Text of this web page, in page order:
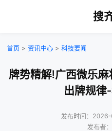
搜
首页 > 资讯中心 > 科技要闻
牌势精解!广西微乐
出牌规律
发布时间：
发布者